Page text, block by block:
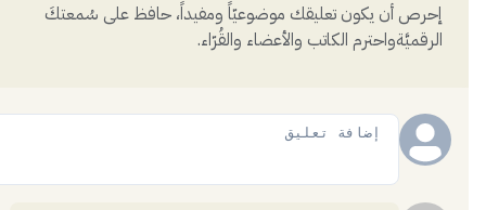
إحرص أن يكون تعليقك موضوعيّاً ومفيداً، حافظ على سُمعتكَ
الرقميَّةواحترم الكاتب والأعضاء والقُرّاء.